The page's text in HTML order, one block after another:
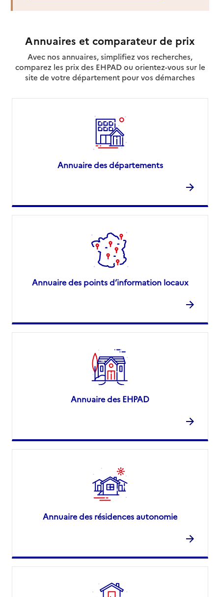
Annuaires et comparateur de prix
Avec nos annuaires, simplifiez vos recherches,
comparez les prix des EHPAD ou orientez-vous sur le
site de votre département pour vos démarches
Annuaire des départements
Annuaire des points d’information locaux
Annuaire des EHPAD
Annuaire des résidences autonomie